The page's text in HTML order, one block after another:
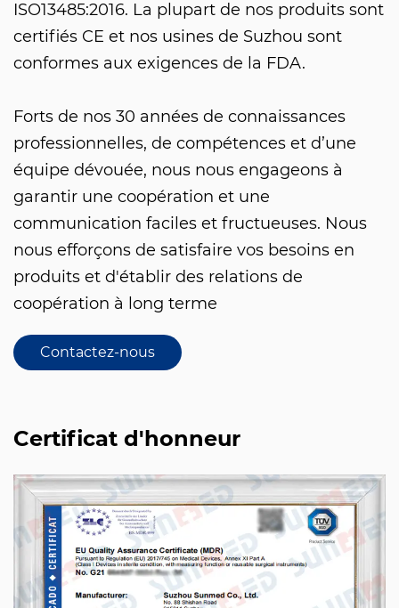
ISO13485:2016. La plupart de nos produits sont
certifiés CE et nos usines de Suzhou sont
conformes aux exigences de la FDA.
Forts de nos 30 années de connaissances
professionnelles, de compétences et d’une
équipe dévouée, nous nous engageons à
garantir une coopération et une
communication faciles et fructueuses. Nous
nous efforçons de satisfaire vos besoins en
produits et d'établir des relations de
coopération à long terme
Contactez-nous
Certificat d'honneur